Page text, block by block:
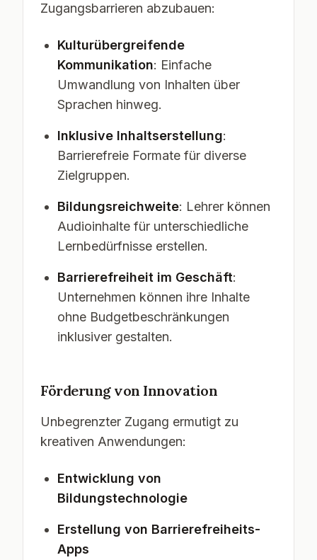
Zugangsbarrieren abzubauen:
Kulturübergreifende
Kommunikation: Einfache
Umwandlung von Inhalten über
Sprachen hinweg.
Inklusive Inhaltserstellung:
Barrierefreie Formate für diverse
Zielgruppen.
Bildungsreichweite: Lehrer können
Audioinhalte für unterschiedliche
Lernbedürfnisse erstellen.
Barrierefreiheit im Geschäft:
Unternehmen können ihre Inhalte
ohne Budgetbeschränkungen
inklusiver gestalten.
Förderung von Innovation
Unbegrenzter Zugang ermutigt zu
kreativen Anwendungen:
Entwicklung von
Bildungstechnologie
Erstellung von Barrierefreiheits-
Apps